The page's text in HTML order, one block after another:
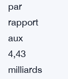
par
rapport
aux
4,43
milliards